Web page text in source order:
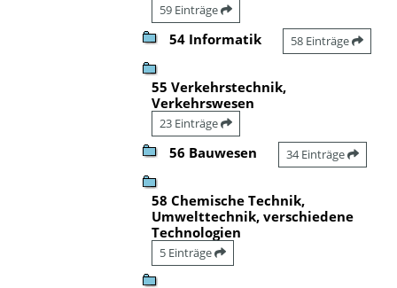
59 Einträge
54 Informatik 58 Einträge
55 Verkehrstechnik,
Verkehrswesen
23 Einträge
56 Bauwesen 34 Einträge
58 Chemische Technik,
Umwelttechnik, verschiedene
Technologien
5 Einträge